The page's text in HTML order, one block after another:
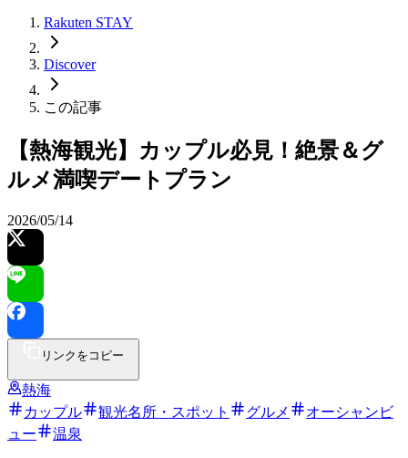
Rakuten STAY
Discover
この記事
【熱海観光】カップル必見！絶景＆グ
ルメ満喫デートプラン
2026/05/14
リンクをコピー
熱海
カップル
観光名所・スポット グルメ
オーシャンビ
ュー
温泉